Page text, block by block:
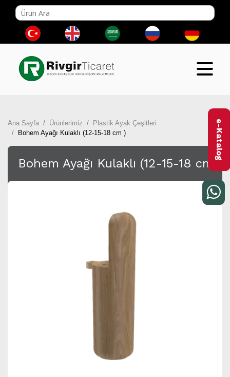
Ana Sayfa Ürünlerimiz
Plastik Ayak Çeşitleri
Bohem Ayağı Kulaklı (12-15-18 cm )
Bohem Ayağı Kulaklı (12-15-18 cm )
e-Katalog